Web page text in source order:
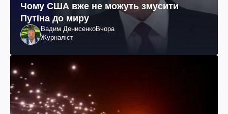
Чому США вже не можуть змусити
Путіна до миру
Вадим ДенисенкоВчора
Журналіст